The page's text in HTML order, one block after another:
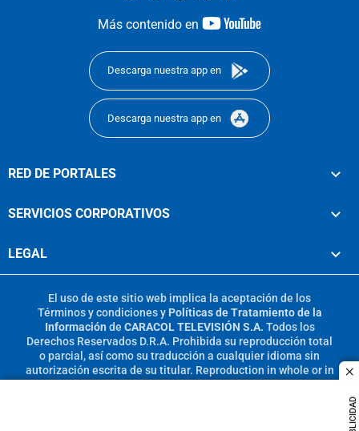
Más contenido en
youtube-
Descarga nuestra app en
Descarga nuestra app en
RED DE PORTALES
SERVICIOS CORPORATIVOS
LEGAL
El uso de este sitio web implica la aceptación de los
Términos y condicionesy Políticas de Tratamiento de la
Información de CARACOL TELEVISIÓN S.A. Todos los
Derechos Reservados D.R.A. Prohibida su reproducción total
o parcial, así como su traducción a cualquier idioma sin
autorización escrita de su titular. Reproduction in whole or in